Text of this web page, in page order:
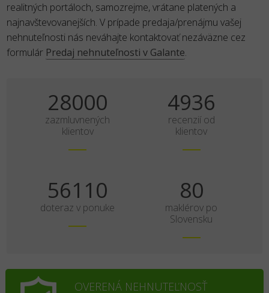
realitných portáloch, samozrejme, vrátane platených a
najnavštevovanejších. V prípade predaja/prenájmu vašej
nehnuteľnosti nás neváhajte kontaktovať nezáväzne cez
formulár Predaj nehnuteľnosti v Galante.
35000
zazmluvnených
klientov
6170
recenzií od
klientov
70138
doteraz v ponuke
100
maklérov po
Slovensku
OVERENÁ NEHNUTEĽNOSŤ